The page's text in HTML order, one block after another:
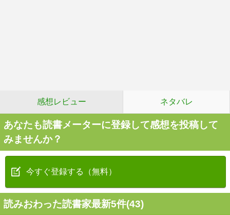
感想レビュー ネタバレ
あなたも読書メーターに登録して感想を投稿して
みませんか？
今すぐ登録する（無料）
読みおわった読書家最新5件(43)